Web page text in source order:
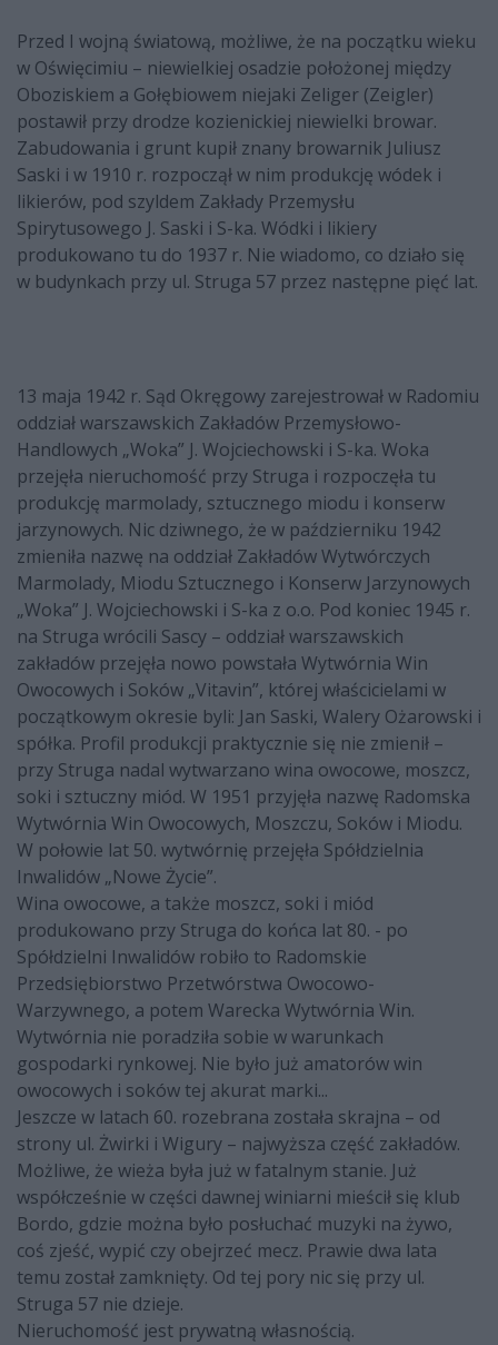
Przed I wojną światową, możliwe, że na początku wieku
w Oświęcimiu – niewielkiej osadzie położonej między
Oboziskiem a Gołębiowem niejaki Zeliger (Zeigler)
postawił przy drodze kozienickiej niewielki browar.
Zabudowania i grunt kupił znany browarnik Juliusz
Saski i w 1910 r. rozpoczął w nim produkcję wódek i
likierów, pod szyldem Zakłady Przemysłu
Spirytusowego J. Saski i S-ka. Wódki i likiery
produkowano tu do 1937 r. Nie wiadomo, co działo się
w budynkach przy ul. Struga 57 przez następne pięć lat.
13 maja 1942 r. Sąd Okręgowy zarejestrował w Radomiu
oddział warszawskich Zakładów Przemysłowo-
Handlowych „Woka” J. Wojciechowski i S-ka. Woka
przejęła nieruchomość przy Struga i rozpoczęła tu
produkcję marmolady, sztucznego miodu i konserw
jarzynowych. Nic dziwnego, że w październiku 1942
zmieniła nazwę na oddział Zakładów Wytwórczych
Marmolady, Miodu Sztucznego i Konserw Jarzynowych
„Woka” J. Wojciechowski i S-ka z o.o. Pod koniec 1945 r.
na Struga wrócili Sascy – oddział warszawskich
zakładów przejęła nowo powstała Wytwórnia Win
Owocowych i Soków „Vitavin”, której właścicielami w
początkowym okresie byli: Jan Saski, Walery Ożarowski i
spółka. Profil produkcji praktycznie się nie zmienił –
przy Struga nadal wytwarzano wina owocowe, moszcz,
soki i sztuczny miód. W 1951 przyjęła nazwę Radomska
Wytwórnia Win Owocowych, Moszczu, Soków i Miodu.
W połowie lat 50. wytwórnię przejęła Spółdzielnia
Inwalidów „Nowe Życie”.
Wina owocowe, a także moszcz, soki i miód
produkowano przy Struga do końca lat 80. - po
Spółdzielni Inwalidów robiło to Radomskie
Przedsiębiorstwo Przetwórstwa Owocowo-
Warzywnego, a potem Warecka Wytwórnia Win.
Wytwórnia nie poradziła sobie w warunkach
gospodarki rynkowej. Nie było już amatorów win
owocowych i soków tej akurat marki...
Jeszcze w latach 60. rozebrana została skrajna – od
strony ul. Żwirki i Wigury – najwyższa część zakładów.
Możliwe, że wieża była już w fatalnym stanie. Już
współcześnie w części dawnej winiarni mieścił się klub
Bordo, gdzie można było posłuchać muzyki na żywo,
coś zjeść, wypić czy obejrzeć mecz. Prawie dwa lata
temu został zamknięty. Od tej pory nic się przy ul.
Struga 57 nie dzieje.
Nieruchomość jest prywatną własnością.